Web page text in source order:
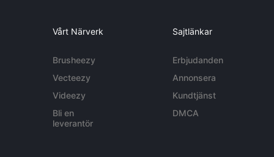
Vårt Närverk
Brusheezy
Vecteezy
Videezy
Bli en
leverantör
Sajtlänkar
Erbjudanden
Annonsera
Kundtjänst
DMCA